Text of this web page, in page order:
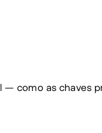
como as chaves